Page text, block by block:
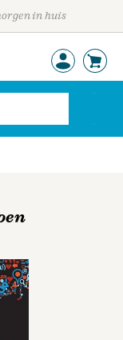
in huis